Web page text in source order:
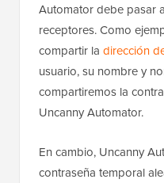
Automator debe pasar
receptores. Como
compartir la dirección
usuario, su nombre y
compartiremos la
Uncanny Automator.
En cambio, Uncanny
contraseña temporal